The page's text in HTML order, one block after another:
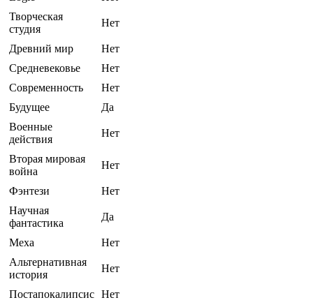
Творческая
студия
Нет
Древний мир
Нет
Средневековье
Нет
Современность
Нет
Будущее
Да
Военные
действия
Нет
Вторая мировая
война
Нет
Фэнтези
Нет
Научная
фантастика
Да
Меха
Нет
Альтернативная
история
Нет
Постапокалипсис Нет